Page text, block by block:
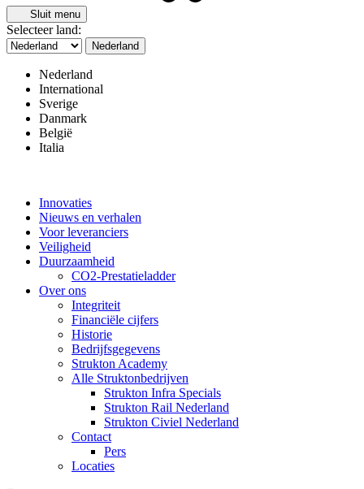
Sluit menu
Selecteer land:
Nederland
Nederland
International
Sverige
Danmark
België
Italia
Innovaties
Nieuws en verhalen
Voor leveranciers
Veiligheid
Duurzaamheid
CO2-Prestatieladder
Over ons
Integriteit
Financiële cijfers
Historie
Bedrijfsgegevens
Strukton Academy
Alle Struktonbedrijven
Strukton Infra Specials
Strukton Rail Nederland
Strukton Civiel Nederland
Contact
Pers
Locaties